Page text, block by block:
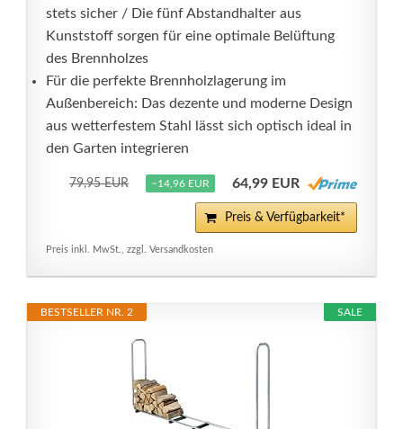
stets sicher / Die fünf Abstandhalter aus
Kunststoff sorgen für eine optimale Belüftung
des Brennholzes
Für die perfekte Brennholzlagerung im
Außenbereich: Das dezente und moderne Design
aus wetterfestem Stahl lässt sich optisch ideal in
den Garten integrieren
79,95 EUR −14,96 EUR 64,99 EUR
Preis & Verfügbarkeit*
Preis inkl. MwSt., zzgl. Versandkosten
SALE
BESTSELLER NR. 2